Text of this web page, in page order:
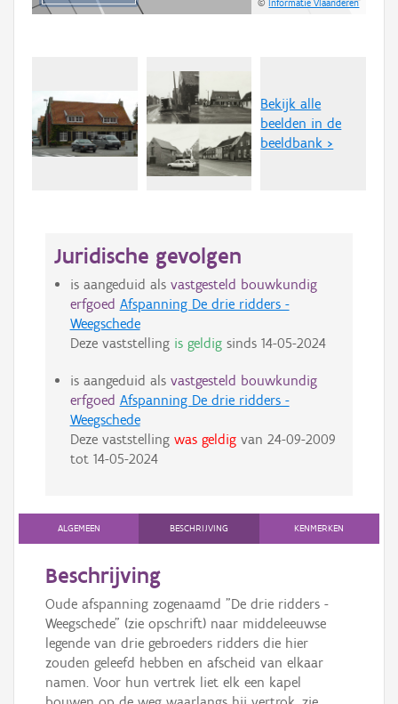
©Informatie Vlaanderen
Bekijk alle
beelden in de
beeldbank >
Juridische gevolgen
is aangeduid als vastgesteld bouwkundig
erfgoed Afspanning De drie ridders -
Weegschede
Deze vaststelling is geldigsinds 14-05-2024
is aangeduid als vastgesteld bouwkundig
erfgoed Afspanning De drie ridders -
Weegschede
Deze vaststelling was geldigvan 24-09-2009
tot 14-05-2024
ALGEMEEN BESCHRIJVING KENMERKEN
Beschrijving
Oude afspanning zogenaamd "De drie ridders -
Weegschede" (zie opschrift) naar middeleeuwse
legende van drie gebroeders ridders die hier
zouden geleefd hebben en afscheid van elkaar
namen. Voor hun vertrek liet elk een kapel